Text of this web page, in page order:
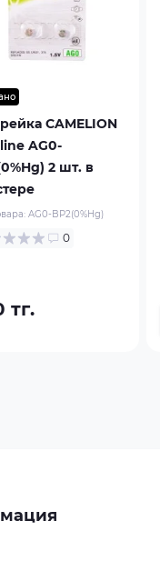
CAMELION
AG0-
2 шт. в
AG0-BP2(0%Hg)
0
тг.